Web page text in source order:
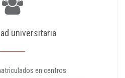
universitaria
en centros